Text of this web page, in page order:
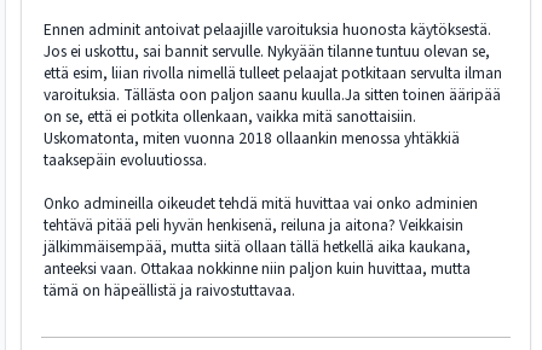
Ennen adminit antoivat pelaajille varoituksia huonosta käytöksestä.
Jos ei uskottu, sai bannit servulle. Nykyään tilanne tuntuu olevan se,
että esim, liian rivolla nimellä tulleet pelaajat potkitaan servulta ilman
varoituksia. Tällästa oon paljon saanu kuulla.Ja sitten toinen ääripää
on se, että ei potkita ollenkaan, vaikka mitä sanottaisiin.
Uskomatonta, miten vuonna 2018 ollaankin menossa yhtäkkiä
taaksepäin evoluutiossa.
Onko admineilla oikeudet tehdä mitä huvittaa vai onko adminien
tehtävä pitää peli hyvän henkisenä, reiluna ja aitona? Veikkaisin
jälkimmäisempää, mutta siitä ollaan tällä hetkellä aika kaukana,
anteeksi vaan. Ottakaa nokkinne niin paljon kuin huvittaa, mutta
tämä on häpeällistä ja raivostuttavaa.